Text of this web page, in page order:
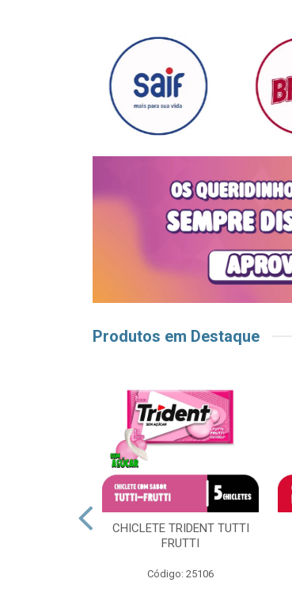
Produtos em Destaque
CHICLETE TRIDENT TUTTI
FRUTTI
Código: 25106